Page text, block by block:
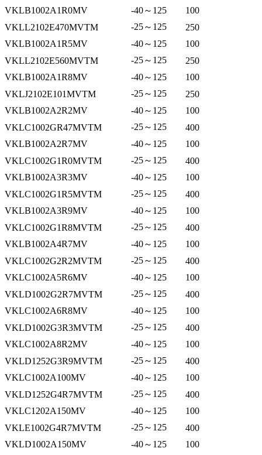
VKLB1002A1R0MV
-40～125
100
VKLL2102E470MVTM
-25～125
250
VKLB1002A1R5MV
-40～125
100
VKLL2102E560MVTM
-25～125
250
VKLB1002A1R8MV
-40～125
100
VKLJ2102E101MVTM
-25～125
250
VKLB1002A2R2MV
-40～125
100
VKLC1002GR47MVTM
-25～125
400
VKLB1002A2R7MV
-40～125
100
VKLC1002G1R0MVTM
-25～125
400
VKLB1002A3R3MV
-40～125
100
VKLC1002G1R5MVTM
-25～125
400
VKLB1002A3R9MV
-40～125
100
VKLC1002G1R8MVTM
-25～125
400
VKLB1002A4R7MV
-40～125
100
VKLC1002G2R2MVTM
-25～125
400
VKLC1002A5R6MV
-40～125
100
VKLD1002G2R7MVTM
-25～125
400
VKLC1002A6R8MV
-40～125
100
VKLD1002G3R3MVTM
-25～125
400
VKLC1002A8R2MV
-40～125
100
VKLD1252G3R9MVTM
-25～125
400
VKLC1002A100MV
-40～125
100
VKLD1252G4R7MVTM
-25～125
400
VKLC1202A150MV
-40～125
100
VKLE1002G4R7MVTM
-25～125
400
VKLD1002A150MV
-40～125
100